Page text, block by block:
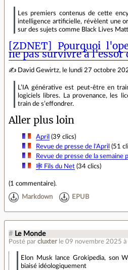
Les premiers contenus de cette
intelligence artificielle, révèlent une
sur des sujets comme Black Lives
[ZDNET] Pourquoi
ne pas survivre à
✍ David Gewirtz, le lundi 27 octobre
L’IA générative est peut-être en
logiciels libres. La provenance, les
train de s’effondrer.
Aller plus loin
April (39 clics)
Revue de presse de l'April (51
Revue de presse de la semaine
🕸 Fils du Net(34 clics)
(1 commentaire).
Markdown EPUB
# Le Monde
Posté par cluxter le 09 novembre 2025
Elon Musk lance Grokipedia, son
biaisé idéologiquement